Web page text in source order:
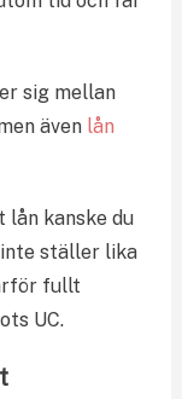
sig mellan
även lån
lån kanske du
inte ställer lika
fullt
UC.